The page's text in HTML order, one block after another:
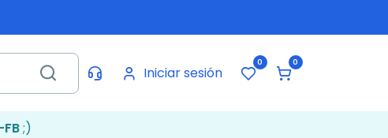
Iniciar sesión
0 0
FB;)